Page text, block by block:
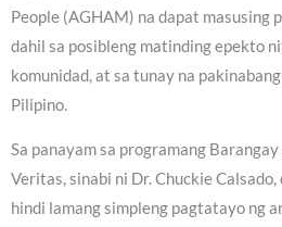
People (AGHAM) na dapat masusing
dahil sa posibleng matinding epekto
komunidad, at sa tunay na
Pilipino.
Sa panayam sa programang
Veritas, sinabi ni Dr. Chuckie
hindi lamang simpleng pagtatayo ng